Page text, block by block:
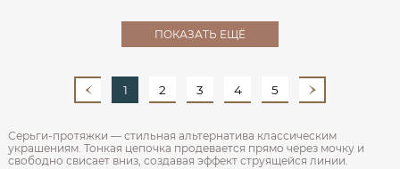
ПОКАЗАТЬ ЕЩЁ
1 2 3 4 5
Серьги-протяжки — стильная альтернатива классическим
украшениям. Тонкая цепочка продевается прямо через мочку и
свободно свисает вниз, создавая эффект струящейся линии.